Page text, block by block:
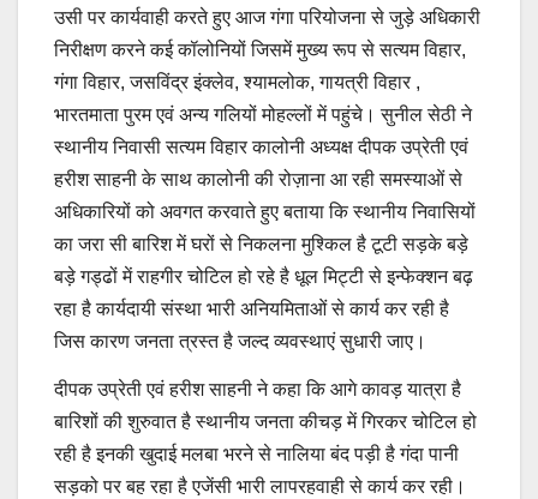
उसी पर कार्यवाही करते हुए आज गंगा परियोजना से जुड़े अधिकारी
निरीक्षण करने कई कॉलोनियों जिसमें मुख्य रूप से सत्यम विहार,
गंगा विहार, जसविंद्र इंक्लेव, श्यामलोक, गायत्री विहार ,
भारतमाता पुरम एवं अन्य गलियों मोहल्लों में पहुंचे। सुनील सेठी ने
स्थानीय निवासी सत्यम विहार कालोनी अध्यक्ष दीपक उप्रेती एवं
हरीश साहनी के साथ कालोनी की रोज़ाना आ रही समस्याओं से
अधिकारियों को अवगत करवाते हुए बताया कि स्थानीय निवासियों
का जरा सी बारिश में घरों से निकलना मुश्किल है टूटी सड़के बड़े
बड़े गड्ढों में राहगीर चोटिल हो रहे है धूल मिट्टी से इन्फेक्शन बढ़
रहा है कार्यदायी संस्था भारी अनियमिताओं से कार्य कर रही है
जिस कारण जनता त्रस्त है जल्द व्यवस्थाएं सुधारी जाए।
दीपक उप्रेती एवं हरीश साहनी ने कहा कि आगे कावड़ यात्रा है
बारिशों की शुरुवात है स्थानीय जनता कीचड़ में गिरकर चोटिल हो
रही है इनकी खुदाई मलबा भरने से नालिया बंद पड़ी है गंदा पानी
सड़को पर बह रहा है एजेंसी भारी लापरहवाही से कार्य कर रही।